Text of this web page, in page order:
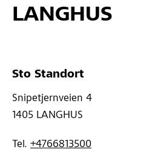
LANGHUS
Sto Standort
Snipetjernveien 4
1405 LANGHUS
Tel. +4766813500